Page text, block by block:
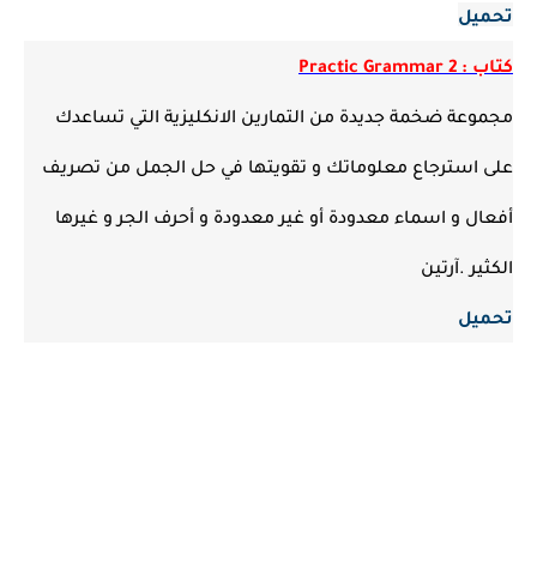
تحميل
كتاب : Practic Grammar 2
مجموعة ضخمة جديدة من التمارين الانكليزية التي تساعدك
على استرجاع معلوماتك و تقويتها في حل الجمل من تصريف
أفعال و اسماء معدودة أو غير معدودة و أحرف الجر و غيرها
الكثير .آرتين
تحميل